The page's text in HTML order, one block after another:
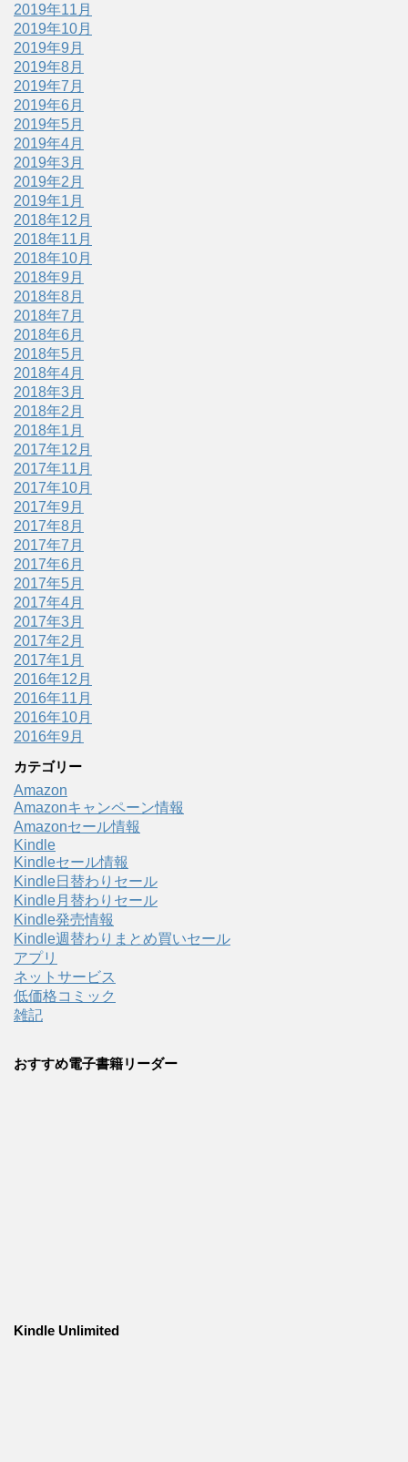
2019年11月
2019年10月
2019年9月
2019年8月
2019年7月
2019年6月
2019年5月
2019年4月
2019年3月
2019年2月
2019年1月
2018年12月
2018年11月
2018年10月
2018年9月
2018年8月
2018年7月
2018年6月
2018年5月
2018年4月
2018年3月
2018年2月
2018年1月
2017年12月
2017年11月
2017年10月
2017年9月
2017年8月
2017年7月
2017年6月
2017年5月
2017年4月
2017年3月
2017年2月
2017年1月
2016年12月
2016年11月
2016年10月
2016年9月
カテゴリー
Amazon
Amazonキャンペーン情報
Amazonセール情報
Kindle
Kindleセール情報
Kindle日替わりセール
Kindle月替わりセール
Kindle発売情報
Kindle週替わりまとめ買いセール
アプリ
ネットサービス
低価格コミック
雑記
おすすめ電子書籍リーダー
Kindle Unlimited